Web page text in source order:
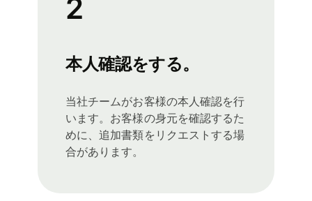
2
本人確認をする。
当社チームがお客様の本人確認を行
います。お客様の身元を確認するた
めに、追加書類をリクエストする場
合があります。